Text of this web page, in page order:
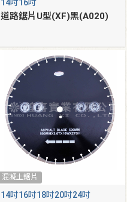
14吋16吋
道路鋸片U型(XF)黑(A020)
混凝土鋸片
14吋16吋18吋20吋24吋